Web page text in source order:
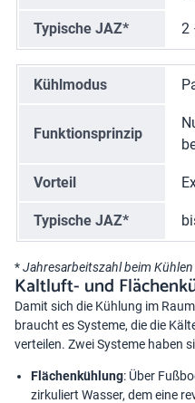
Typische JAZ* 2
Kühlmodus
Funktionsprinzip
Vorteil
Typische JAZ*
*Jahresarbeitszahl beim Kühlen
Kaltluft- und
Damit sich die Kühlung im
braucht es Systeme, die die
verteilen. Zwei Systeme haben
Flächenkühlung: Über
zirkuliert Wasser, dem eine